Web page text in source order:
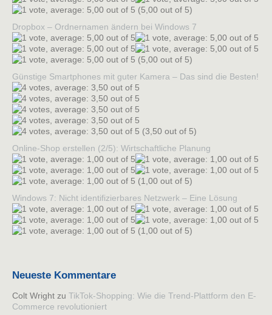
(5,00 out of 5)
Dropbox – Ordnernamen ändern bei Windows 7
(5,00 out of 5)
Günstige Smartphones mit guter Kamera – Das sind die Besten!
(3,50 out of 5)
Online-Shop erstellen (2/5): Wirtschaftliche Planung
(1,00 out of 5)
Windows 7: Nicht identifizierbares Netzwerk – Eine Lösung
(1,00 out of 5)
Neueste Kommentare
Colt Wright zu TikTok-Shopping: Wie die Trend-Plattform den E-
Commerce revolutioniert